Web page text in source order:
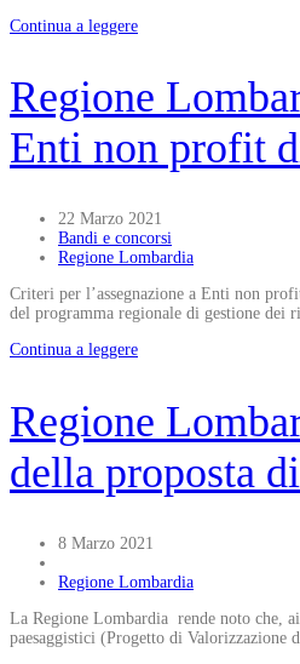
Continua a leggere
Regione
Enti non profit
22 Marzo 2021
Bandi e concorsi
Regione Lombardia
Criteri per l’assegnazione a Enti non
del programma regionale di gestione
Continua a leggere
Regione
della proposta
8 Marzo 2021
Regione Lombardia
La Regione Lombardia rende noto che,
paesaggistici (Progetto di Valorizzazione